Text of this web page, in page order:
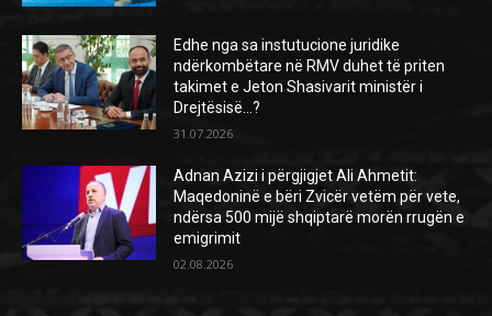
Edhe nga sa instutucione juridike
ndërkombëtare në RMV duhet të priten
takimet e Jeton Shasivarit ministër i
Drejtësisë…?
31.07.2026
Adnan Azizi i përgjigjet Ali Ahmetit:
Maqedoninë e bëri Zvicër vetëm për vete,
ndërsa 500 mijë shqiptarë morën rrugën e
emigrimit
02.08.2026